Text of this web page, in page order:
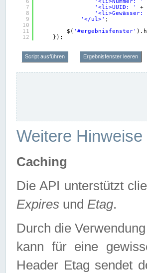
7
8
9
10
11
12
'<li>UUID: '
+
'<li>Gewässer:
'</ul>' ;
$( '#ergebnisfenster'
});
Script ausführen Ergebnisfenster leeren
Weitere Hinweise
Caching
Die API unterstützt
Expires und Etag.
Durch die
kann für eine
Header Etag sendet